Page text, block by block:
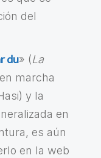
del
du» (La
marcha
y la
en
es aún
en la web